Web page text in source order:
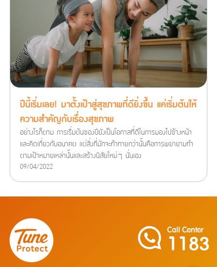
ปีนี้เริ่มเลย! มาตั้งเป้าสู่สุขภาพที่ดียิ่งขึ้น แค่เริ่มต้นให้
ความสำคัญกับเรื่องสุขภาพ
อย่างไรก็ตาม การเรื่มต้นของปียังเป็นโอกาสที่ดีในการมองไปข้างหน้า
และคิดเกี่ยวกับอนาคต แต่สิ่งที่มักจะท้าทายกว่านั้นคือการพยายามทำ
ตามเป้าหมายเหล่านั้นและสร้างนิสัยใหม่ๆ นั่นเอง
09/04/2022
Call Center
1183